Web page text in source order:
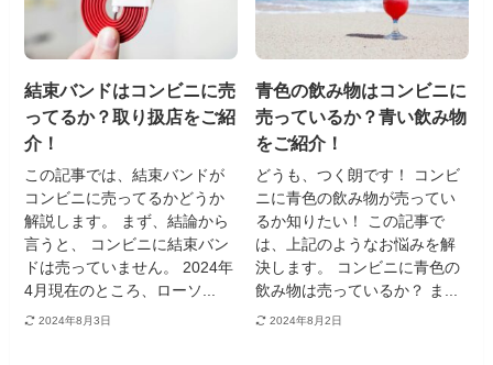
結束バンドはコンビニに売
ってるか？取り扱店をご紹
介！
この記事では、結束バンドが
コンビニに売ってるかどうか
解説します。 まず、結論から
言うと、 コンビニに結束バン
ドは売っていません。 2024年
4月現在のところ、ローソ...
2024年8月3日
青色の飲み物はコンビニに
売っているか？青い飲み物
をご紹介！
どうも、つく朗です！ コンビ
ニに青色の飲み物が売ってい
るか知りたい！ この記事で
は、上記のようなお悩みを解
決します。 コンビニに青色の
飲み物は売っているか？ ま...
2024年8月2日